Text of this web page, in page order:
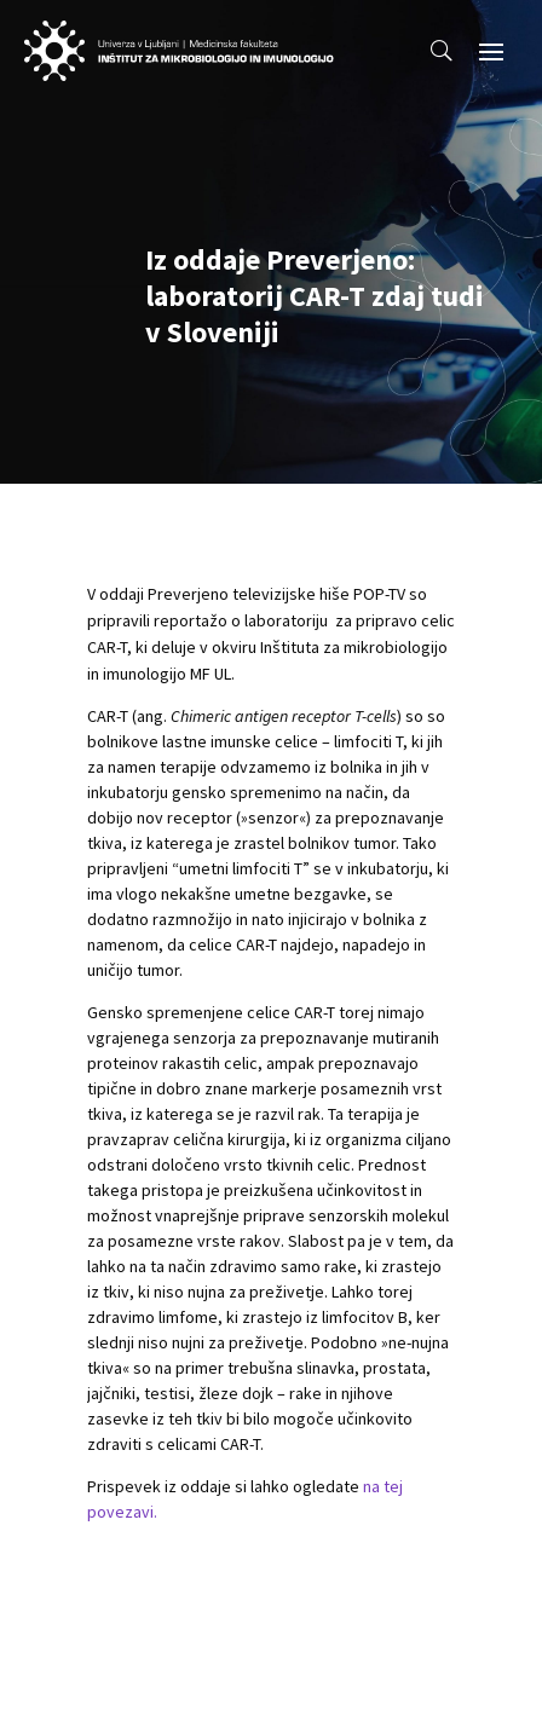
Iz oddaje Preverjeno:
laboratorij CAR-T zdaj tudi
v Sloveniji
V oddaji Preverjeno televizijske hiše POP-TV so
pripravili reportažo o laboratoriju za pripravo celic
CAR-T, ki deluje v okviru Inštituta za mikrobiologijo
in imunologijo MF UL.
CAR-T (ang. Chimeric antigen receptor T-cells) so so
bolnikove lastne imunske celice – limfociti T, ki jih
za namen terapije odvzamemo iz bolnika in jih v
inkubatorju gensko spremenimo na način, da
dobijo nov receptor (»senzor«) za prepoznavanje
tkiva, iz katerega je zrastel bolnikov tumor. Tako
pripravljeni “umetni limfociti T” se v inkubatorju, ki
ima vlogo nekakšne umetne bezgavke, se
dodatno razmnožijo in nato injicirajo v bolnika z
namenom, da celice CAR-T najdejo, napadejo in
uničijo tumor.
Gensko spremenjene celice CAR-T torej nimajo
vgrajenega senzorja za prepoznavanje mutiranih
proteinov rakastih celic, ampak prepoznavajo
tipične in dobro znane markerje posameznih vrst
tkiva, iz katerega se je razvil rak. Ta terapija je
pravzaprav celična kirurgija, ki iz organizma ciljano
odstrani določeno vrsto tkivnih celic. Prednost
takega pristopa je preizkušena učinkovitost in
možnost vnaprejšnje priprave senzorskih molekul
za posamezne vrste rakov. Slabost pa je v tem, da
lahko na ta način zdravimo samo rake, ki zrastejo
iz tkiv, ki niso nujna za preživetje. Lahko torej
zdravimo limfome, ki zrastejo iz limfocitov B, ker
slednji niso nujni za preživetje. Podobno »ne-nujna
tkiva« so na primer trebušna slinavka, prostata,
jajčniki, testisi, žleze dojk – rake in njihove
zasevke iz teh tkiv bi bilo mogoče učinkovito
zdraviti s celicami CAR-T.
Prispevek iz oddaje si lahko ogledate na tej
povezavi.